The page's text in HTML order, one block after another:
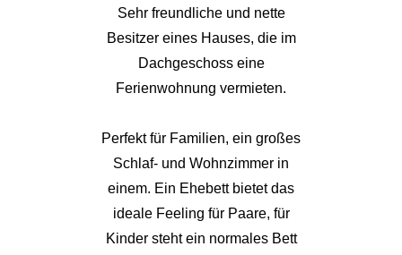
Sehr freundliche und nette
Besitzer eines Hauses, die im
Dachgeschoss eine
Ferienwohnung vermieten.
Perfekt für Familien, ein großes
Schlaf- und Wohnzimmer in
einem. Ein Ehebett bietet das
ideale Feeling für Paare, für
Kinder steht ein normales Bett